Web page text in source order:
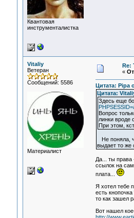
Квантовая
инструменталистка
Vitaliy
Ветеран
Сообщений: 5586
Материалист
Re:
«
Цитата: Pipa
Цитата:
Здесь еще
Вопрос
линки вроде
При этом,
Не поняла,
выдает то же
Да... ты права
ссылок на
плата...
Я хотел тебе
есть
то как зашел
Вот нашел